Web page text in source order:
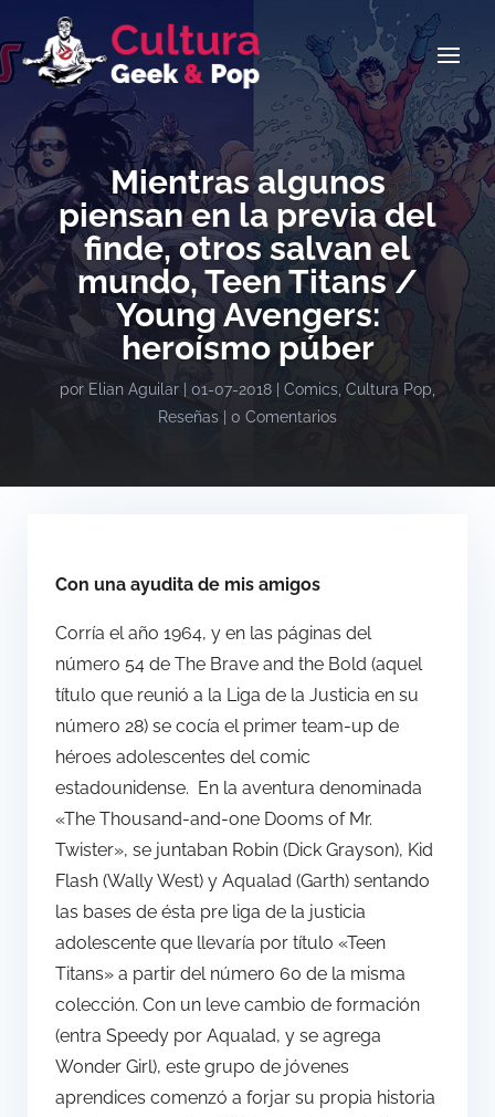
Mientras algunos
piensan en la previa del
finde, otros salvan el
mundo, Teen Titans /
Young Avengers:
heroísmo púber
por Elian Aguilar 01-07-2018 Comics Cultura Pop
Reseñas
0 Comentarios
Con una ayudita de mis amigos
Corría el año 1964, y en las páginas del
número 54 de The Brave and the Bold (aquel
título que reunió a la Liga de la Justicia en su
número 28) se cocía el primer team-up de
héroes adolescentes del comic
estadounidense. En la aventura denominada
«The Thousand-and-one Dooms of Mr.
Twister», se juntaban Robin (Dick Grayson), Kid
Flash (Wally West) y Aqualad (Garth) sentando
las bases de ésta pre liga de la justicia
adolescente que llevaría por título «Teen
Titans» a partir del número 60 de la misma
colección. Con un leve cambio de formación
(entra Speedy por Aqualad, y se agrega
Wonder Girl), este grupo de jóvenes
aprendices comenzó a forjar su propia historia